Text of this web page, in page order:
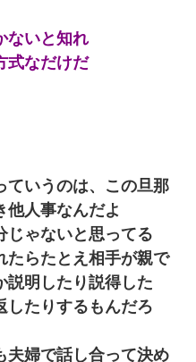
ないと知れ
式なだけだ
ていうのは、この旦那
他人事なんだよ
じゃないと思ってる
たらたとえ相手が親で
説明したり説得した
したりするもんだろ
夫婦で話し合って決め